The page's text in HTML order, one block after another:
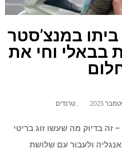
במנצ’סטר
בבאלי וחי את
טרנדים
זה בדיוק מה שעשו זוג בריטי
ולעבור עם שלושת